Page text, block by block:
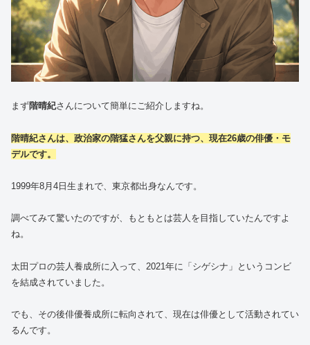
まず階晴紀さんについて簡単にご紹介しますね。
階晴紀さんは、政治家の階猛さんを父親に持つ、現在26歳の俳優・モ
デルです。
1999年8月4日生まれで、東京都出身なんです。
調べてみて驚いたのですが、もともとは芸人を目指していたんですよ
ね。
太田プロの芸人養成所に入って、2021年に「シゲシナ」というコンビ
を結成されていました。
でも、その後俳優養成所に転向されて、現在は俳優として活動されてい
るんです。